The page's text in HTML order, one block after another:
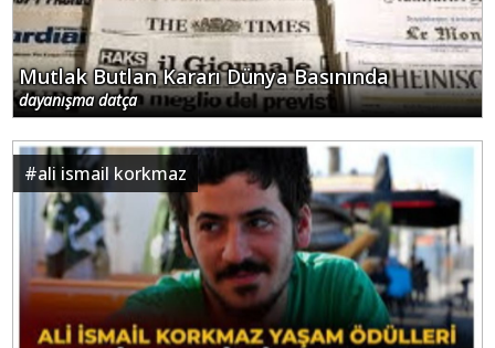
Mutlak Butlan Kararı Dünya Basınında
dayanışma datça
#ali ismail korkmaz